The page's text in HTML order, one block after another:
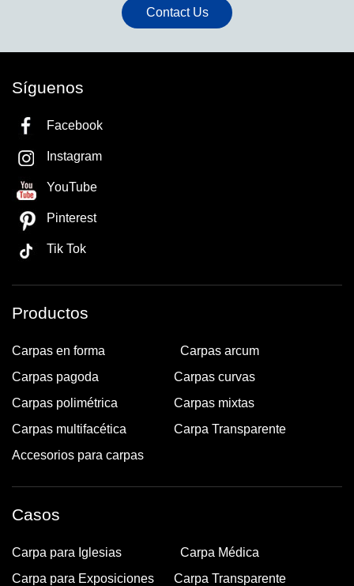
Contact Us
Síguenos
Facebook
Instagram
YouTube
Pinterest
Tik Tok
Productos
Carpas en forma
Carpas arcum
Carpas pagoda
Carpas curvas
Carpas polimétrica
Carpas mixtas
Carpas multifacética
Carpa Transparente
Accesorios para carpas
Casos
Carpa para Iglesias
Carpa Médica
Carpa para Exposiciones
Carpa Transparente